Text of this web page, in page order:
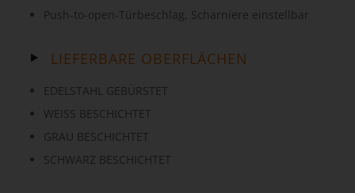
Push-to-open-Türbeschlag, Scharniere einstellbar
LIEFERBARE OBERFLÄCHEN
EDELSTAHL GEBÜRSTET
WEISS BESCHICHTET
GRAU BESCHICHTET
SCHWARZ BESCHICHTET